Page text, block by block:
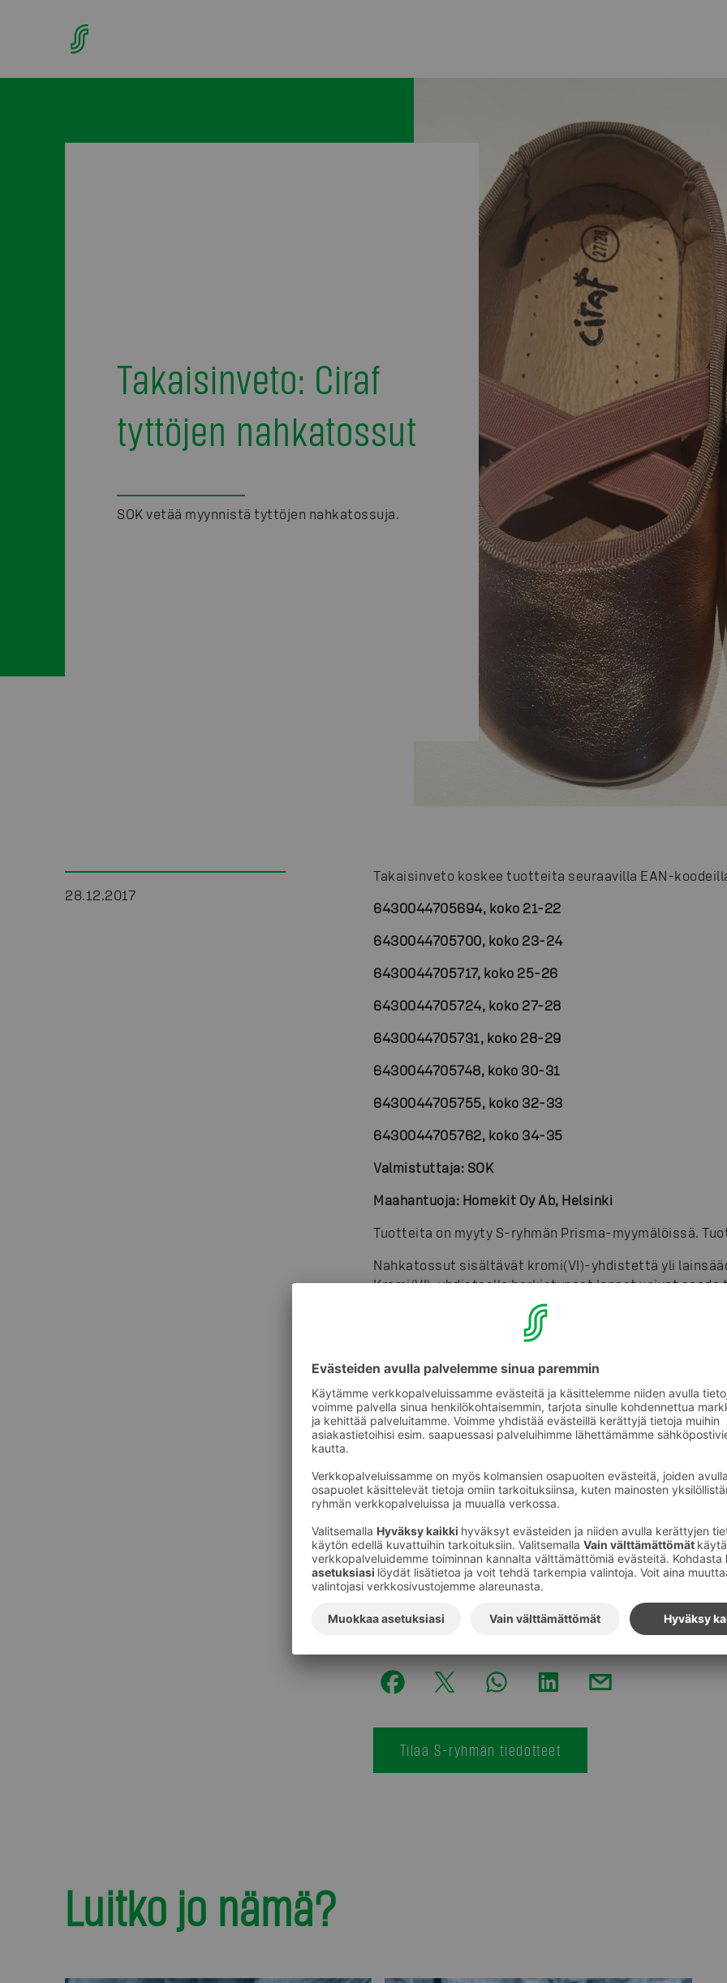
Takaisinveto: Ciraf
tyttöjen nahkatossut
SOK vetää myynnistä tyttöjen nahkatossuja.
28.12.2017
Takaisinveto koskee tuotteita seuraavilla EAN-
6430044705694, koko 21-22
6430044705700, koko 23-24
6430044705717, koko 25-26
6430044705724, koko 27-28
6430044705731, koko 28-29
6430044705748, koko 30-31
6430044705755, koko 32-33
6430044705762, koko 34-35
Valmistuttaja: SOK
Maahantuoja: Homekit Oy Ab, Helsinki
Tuotteita on myyty S-ryhmän Prisma-myymälöissä.
Nahkatossut sisältävät kromi(VI)-yhdistettä yli
Kromi(VI)-yhdisteelle herkistyneet lapset voivat
Virheelliset tuotteet pyydetään palauttamaan
yhteystietojen ja tilitietojen (IBAN-numero ja
S-Kuluttajaneuvonta
Tunnus 5020470
Ostos hyvitetään.
Lisätietoja: S-Kuluttajaneuvonta arkisin klo 9−13, puh.
Kuvat:S-Ryhmä
Tilaa S-ryhmän tiedotteet
Luitko jo nämä?